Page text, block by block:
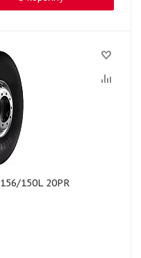
315/80 R22.5 Advance GL282А 156/150L 20PR